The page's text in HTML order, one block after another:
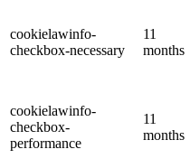
cookielawinfo-
checkbox-necessary
11
months
cookielawinfo-
checkbox-
performance
11
months